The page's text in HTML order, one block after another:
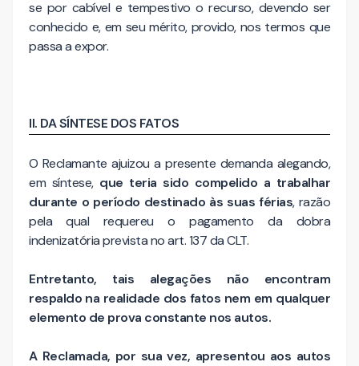
se por cabível e tempestivo o recurso, devendo ser
conhecido e, em seu mérito, provido, nos termos que
passa a expor.
II. DA SÍNTESE DOS FATOS
O Reclamante ajuizou a presente demanda alegando,
em síntese, que teria sido compelido a trabalhar
durante o período destinado às suas férias, razão
pela qual requereu o pagamento da dobra
indenizatória prevista no art. 137 da CLT.
Entretanto, tais alegações não encontram
respaldo na realidade dos fatos nem em qualquer
elemento de prova constante nos autos.
A Reclamada, por sua vez, apresentou aos autos